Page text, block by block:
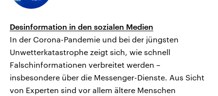
Desinformation in den sozialen Medien
In der Corona-Pandemie und bei der jüngsten
Unwetterkatastrophe zeigt sich, wie schnell
Falschinformationen verbreitet werden –
insbesondere über die Messenger-Dienste. Aus Sicht
von Experten sind vor allem ältere Menschen